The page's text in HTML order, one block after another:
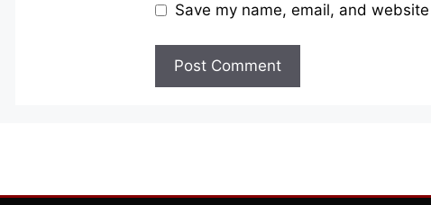
Save my name, email, and